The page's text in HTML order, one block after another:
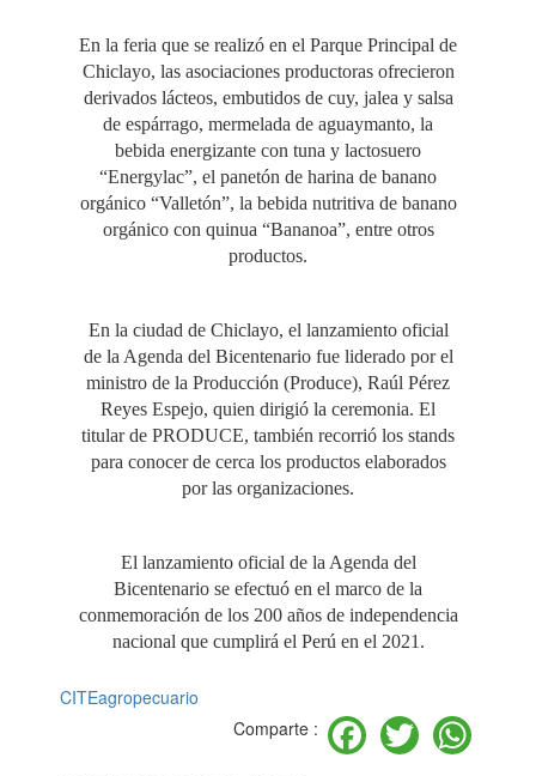
En la feria que se realizó en el Parque Principal de
Chiclayo, las asociaciones productoras ofrecieron
derivados lácteos, embutidos de cuy, jalea y salsa
de espárrago, mermelada de aguaymanto, la
bebida energizante con tuna y lactosuero
“Energylac”, el panetón de harina de banano
orgánico “Valletón”, la bebida nutritiva de banano
orgánico con quinua “Bananoa”, entre otros
productos.
En la ciudad de Chiclayo, el lanzamiento oficial
de la Agenda del Bicentenario fue liderado por el
ministro de la Producción (Produce), Raúl Pérez
Reyes Espejo, quien dirigió la ceremonia. El
titular de PRODUCE, también recorrió los stands
para conocer de cerca los productos elaborados
por las organizaciones.
El lanzamiento oficial de la Agenda del
Bicentenario se efectuó en el marco de la
conmemoración de los 200 años de independencia
nacional que cumplirá el Perú en el 2021.
CITEagropecuario
Comparte :
Facebook
Twitter